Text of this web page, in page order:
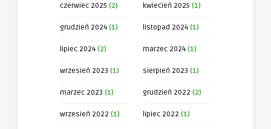
czerwiec 2025 (2) kwiecień 2025 (1)
grudzień 2024 (1) listopad 2024 (1)
lipiec 2024 (2) marzec 2024 (1)
wrzesień 2023 (1) sierpień 2023 (1)
marzec 2023 (1) grudzień 2022 (2)
wrzesień 2022 (1) lipiec 2022 (1)